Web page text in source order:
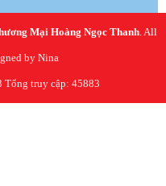
Mại Hoàng Ngọc Thanh. All
by Nina
Tổng truy cập: 45883